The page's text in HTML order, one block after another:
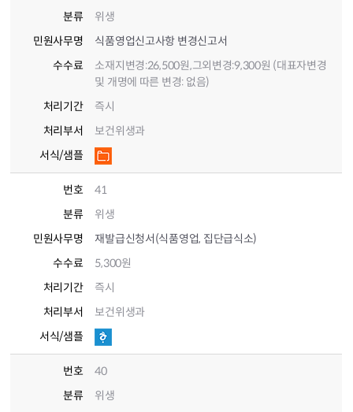
분류
위생
민원사무명
식품영업신고사항 변경신고서
수수료
소재지변경:26,500원,그외변경:9,300원 (대표자변경
및 개명에 따른 변경: 없음)
처리기간
즉시
처리부서
보건위생과
서식/샘플
번호
41
분류
위생
민원사무명
재발급신청서(식품영업, 집단급식소)
수수료
5,300원
처리기간
즉시
처리부서
보건위생과
서식/샘플
번호
40
분류
위생